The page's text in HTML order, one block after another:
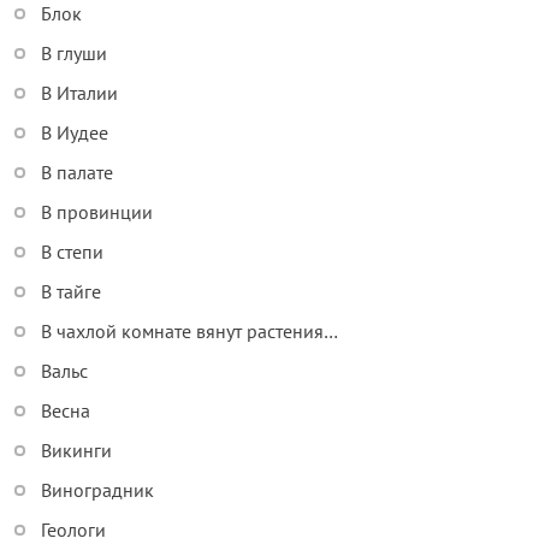
Блок
В глуши
В Италии
В Иудее
В палате
В провинции
В степи
В тайге
В чахлой комнате вянут растения…
Вальс
Весна
Викинги
Виноградник
Геологи